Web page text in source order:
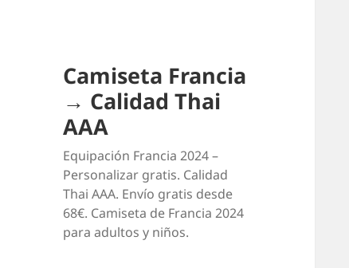
Camiseta Francia
→ Calidad Thai
AAA
Equipación Francia 2024 –
Personalizar gratis. Calidad
Thai AAA. Envío gratis desde
68€. Camiseta de Francia 2024
para adultos y niños.